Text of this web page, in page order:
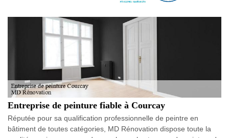
Entreprise de peinture fiable à Courcay
Réputée pour sa qualification professionnelle de peintre en
bâtiment de toutes catégories, MD Rénovation dispose toute la